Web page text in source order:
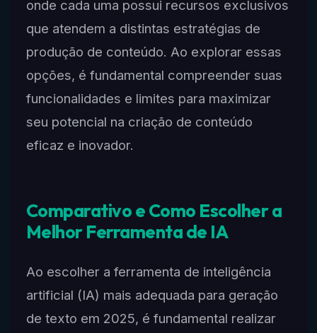
onde cada uma possui recursos exclusivos
que atendem a distintas estratégias de
produção de conteúdo. Ao explorar essas
opções, é fundamental compreender suas
funcionalidades e limites para maximizar
seu potencial na criação de conteúdo
eficaz e inovador.
Comparativo e Como Escolher a
Melhor Ferramenta de IA
Ao escolher a ferramenta de inteligência
artificial (IA) mais adequada para geração
de texto em 2025, é fundamental realizar